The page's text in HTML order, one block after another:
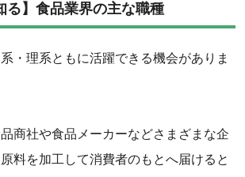
る】食品業界の主な職種
・理系ともに活躍できる機会がありま
商社や食品メーカーなどさまざまな企
料を加工して消費者のもとへ届けると